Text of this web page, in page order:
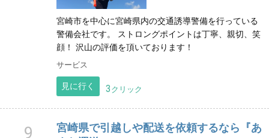
宮崎市を中心に宮崎県内の交通誘導警備を行っている
警備会社です。 ストロングポイントは丁寧、親切、笑
顔！ 沢山の評価を頂いております！
サービス
見に行く 3 クリック
9
宮崎県で引越しや配送を依頼するなら『あ